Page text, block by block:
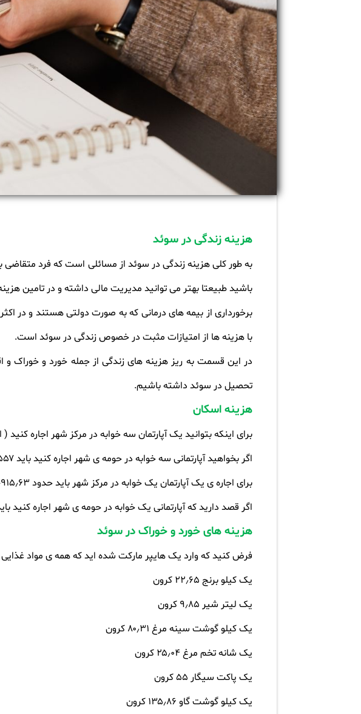
هزینه زندگی در سوئد
به طور کلی هزینه زندگی در سوئد از مسائلی است که فرد متقاضی
باشید طبیعتا بهتر می توانید مدیریت مالی داشته و در تامین
برخورداری از بیمه های درمانی که به صورت دولتی هستند و در
با هزینه ها از امتیازات مثبت در خصوص زندگی در سوئد است.
در این قسمت به ریز هزینه های زندگی از جمله خورد و خوراک و
تحصیل در سوئد داشته باشیم.
هزینه اسکان
برای اینکه بتوانید یک آپارتمان سه خوابه در مرکز شهر اجاره کنید ( اگر به همراه
اگر بخواهید آپارتمانی سه خوابه در حومه ی شهر اجاره کنید باید ۷٫۹۹۵۵۷ کرون در ماه هزینه کنید.
برای اجاره ی یک آپارتمان یک خوابه در مرکز شهر باید حدود ۶٫۹۱۵٫۶۳ کرون در ماه پرداخت کنید.
اگر قصد دارید که آپارتمانی یک خوابه در حومه ی شهر اجاره کنید باید مبلغی حدود ۴٫۶۹۷٫۰۶
هزینه های خورد و خوراک در سوئد
فرض کنید که وارد یک هایپر مارکت شده اید که همه ی مواد
یک کیلو برنج ۲۲٫۶۵ کرون
یک لیتر شیر ۹٫۸۵ کرون
یک کیلو گوشت سینه مرغ ۸۰٫۳۱ کرون
یک شانه تخم مرغ ۲۵٫۰۴ کرون
یک پاکت سیگار ۵۵ کرون
یک کیلو گوشت گاو ۱۳۵٫۸۶ کرون